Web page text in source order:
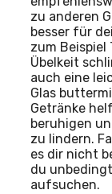
zu anderen
besser für
zum Beispiel
Übelkeit
auch eine
Glas
Getränke
beruhigen
zu lindern.
es dir nicht
du
aufsuchen.